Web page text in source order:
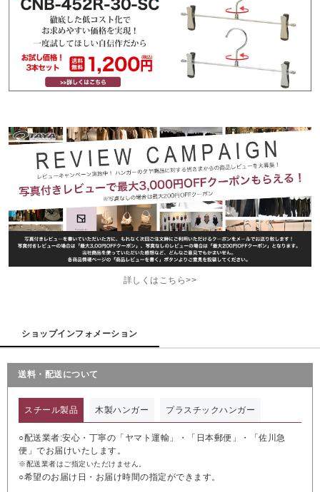
詳しくはこちら>>
ショップインフォメーション
送料・配送について
スチール製品 木製ハンガー プラスチックハンガー
○配送業者:安心・丁寧の「ヤマト運輸」・「日本郵便」・「佐川急
便」でお届けいたします。
※配送業者はご指定いただけません。
○希望のお届け日・お届け時間の指定ができます。